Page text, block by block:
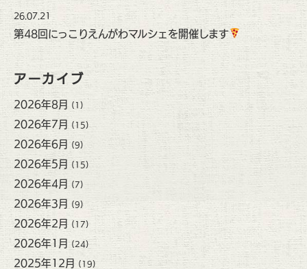
26.07.21
第48回にっこりえんがわマルシェを開催します
アーカイブ
2026年8月 (1)
2026年7月 (15)
2026年6月 (9)
2026年5月 (15)
2026年4月 (7)
2026年3月 (9)
2026年2月 (17)
2026年1月 (24)
2025年12月 (19)